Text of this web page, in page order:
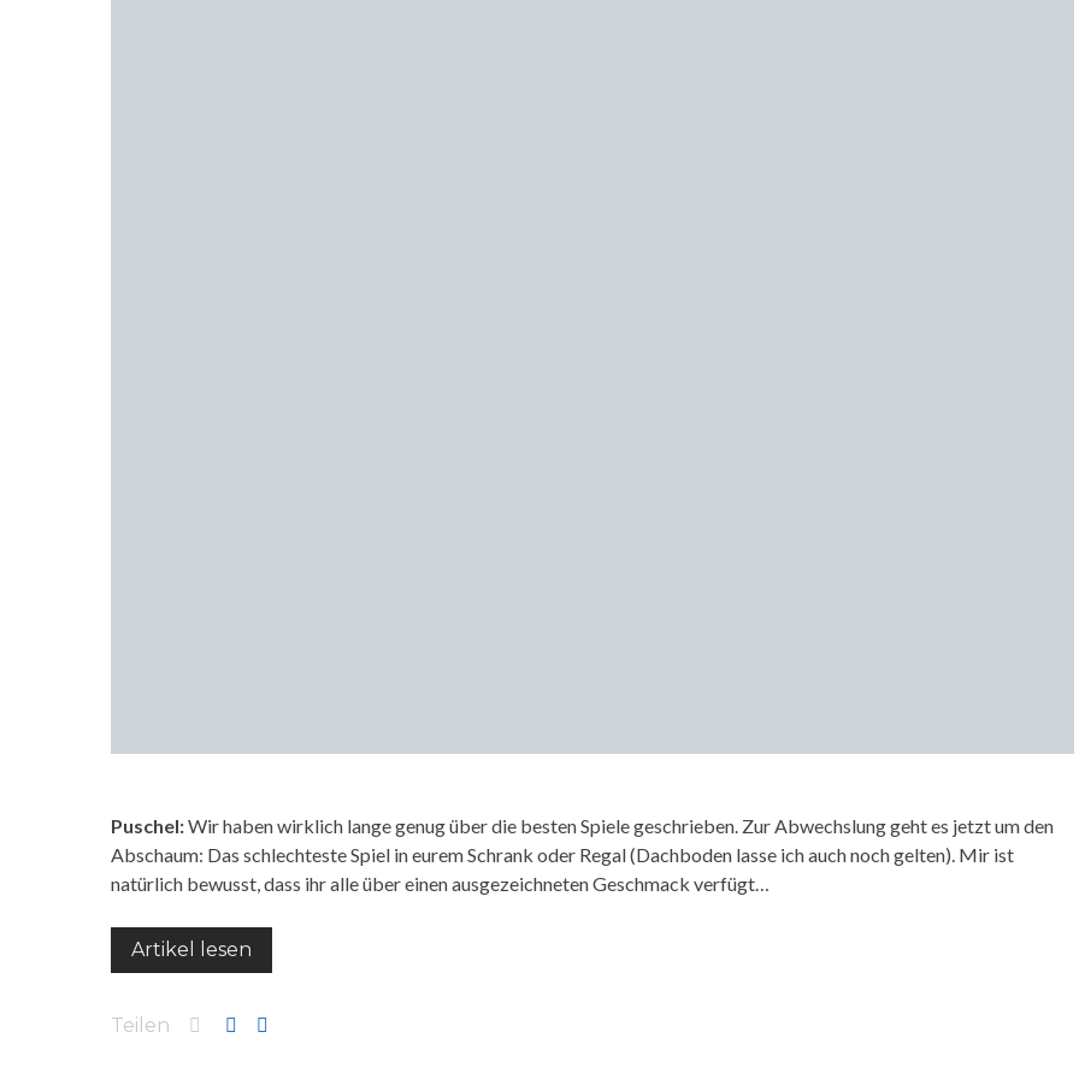
Puschel:Wir haben wirklich lange genug über die besten Spiele geschrieben. Zur Abwechslung geht es jetzt um den
Abschaum: Das schlechteste Spiel in eurem Schrank oder Regal (Dachboden lasse ich auch noch gelten). Mir ist
natürlich bewusst, dass ihr alle über einen ausgezeichneten Geschmack verfügt…
Artikel lesen
Teilen